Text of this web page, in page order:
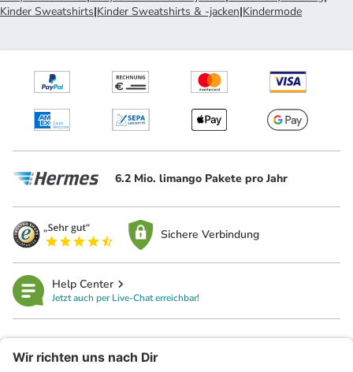
Kinder Sweatshirts|Kinder Sweatshirts & -jacken|Kindermode
6.2 Mio. limango Pakete pro Jahr
Sichere Verbindung
Help Center
Jetzt auch per Live-Chat erreichbar!